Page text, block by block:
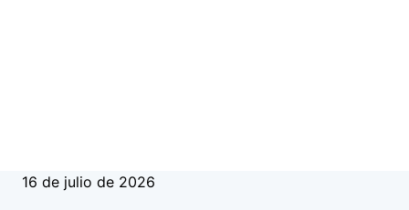
16 de julio de 2026